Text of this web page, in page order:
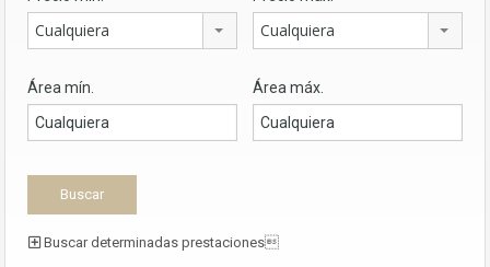
Cualquiera Cualquiera
Área mín. Área máx.
Buscar determinadas prestaciones